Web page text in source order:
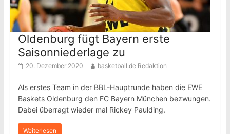
Oldenburg fügt Bayern erste
Saisonniederlage zu
20. Dezember 2020 basketball.de Redaktion
Als erstes Team in der BBL-Hauptrunde haben die EWE
Baskets Oldenburg den FC Bayern München bezwungen.
Dabei überragt wieder mal Rickey Paulding.
Weiterlesen